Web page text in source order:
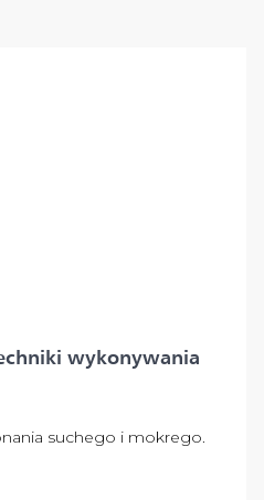
wykonywania
suchego i mokrego.